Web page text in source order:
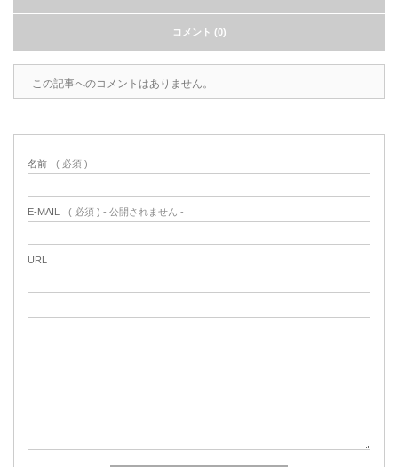
コメント (0)
この記事へのコメントはありません。
名前 ( 必須 )
E-MAIL ( 必須 ) - 公開されません -
URL